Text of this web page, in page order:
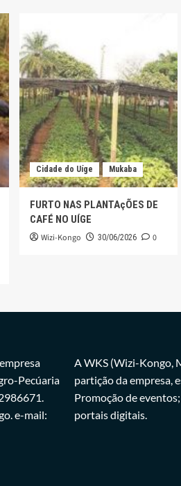
Cidade do Uíge Mukaba
FURTO NAS PLANTAçÕES DE
CAFÉ NO UÍGE
Wizi-Kongo 30/06/2026 0
Pecúaria
e-mail:
A WKS (Wizi-Kongo,
partição da empresa,
Promoção de
portais digitais.